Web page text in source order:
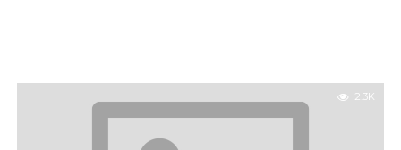
2.3K